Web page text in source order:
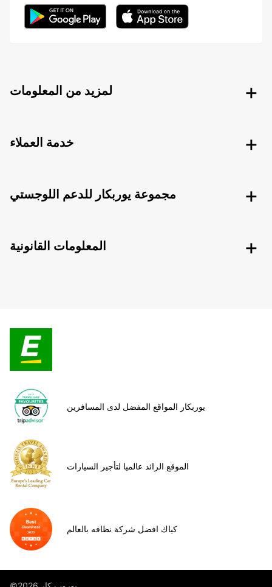
لمزيد من المعلومات
خدمة العملاء
مجموعة يوربكار للدعم اللوجستي
المعلومات القانونية
يوربكار المواقع المفضل لدى المسافرين
الموقع الرائد عالميا لتأجير السيارات
كياك افضل شركة نظافه بالعالم